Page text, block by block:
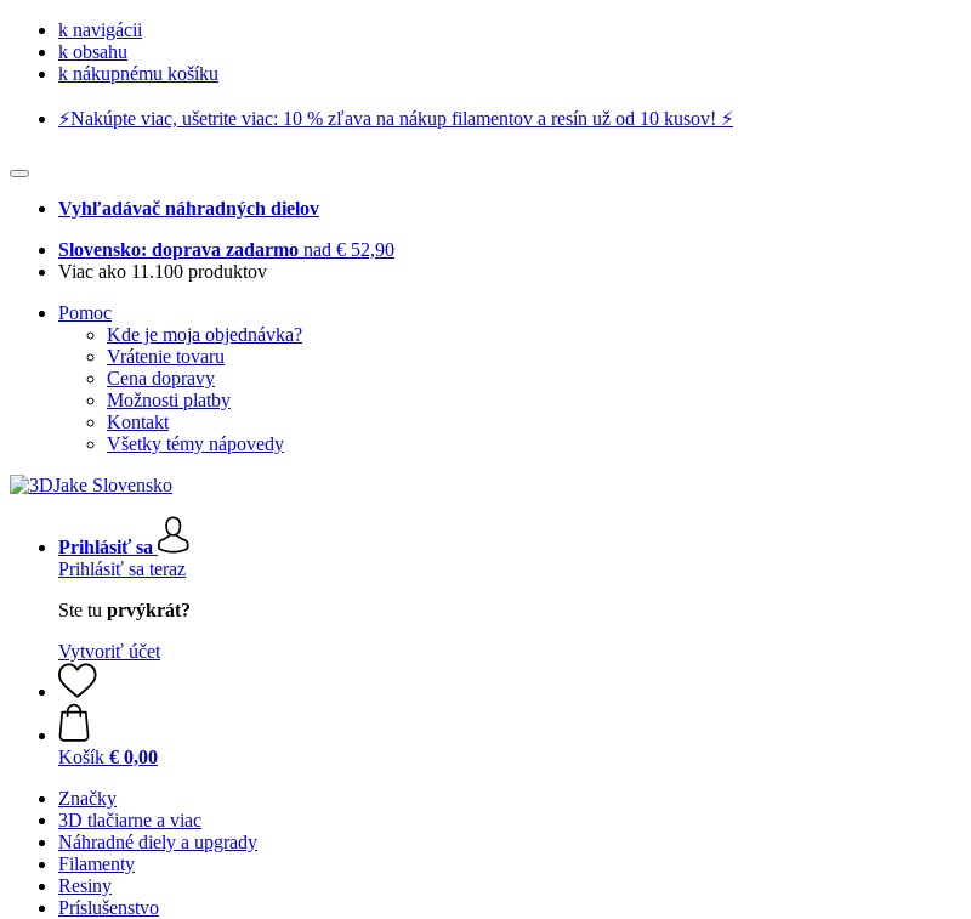
k navigácii
k obsahu
k nákupnému košíku
⚡️Nakúpte viac, ušetrite viac: 10 % zľava na nákup filamentov a resín už od 10 kusov! ⚡️
Vyhľadávač náhradných dielov
Slovensko: doprava zadarmo nad € 52,90
Viac ako 11.100 produktov
Pomoc
Kde je moja objednávka?
Vrátenie tovaru
Cena dopravy
Možnosti platby
Kontakt
Všetky témy nápovedy
Prihlásiť sa
Prihlásiť sa teraz
Ste tu prvýkrát?
Vytvoriť účet
Košík € 0,00
Značky
3D tlačiarne a viac
Náhradné diely a upgrady
Filamenty
Resiny
Príslušenstvo